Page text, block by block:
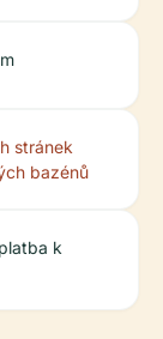
stránek
bazénů
k